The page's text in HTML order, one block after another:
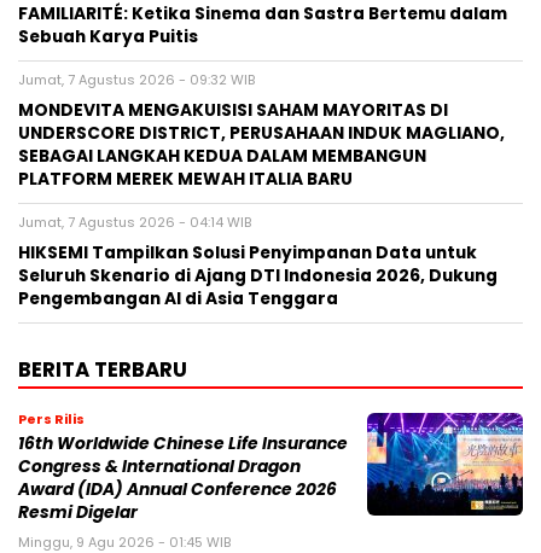
FAMILIARITÉ: Ketika Sinema dan Sastra Bertemu dalam
Sebuah Karya Puitis
Jumat, 7 Agustus 2026 - 09:32 WIB
MONDEVITA MENGAKUISISI SAHAM MAYORITAS DI
UNDERSCORE DISTRICT, PERUSAHAAN INDUK MAGLIANO,
SEBAGAI LANGKAH KEDUA DALAM MEMBANGUN
PLATFORM MEREK MEWAH ITALIA BARU
Jumat, 7 Agustus 2026 - 04:14 WIB
HIKSEMI Tampilkan Solusi Penyimpanan Data untuk
Seluruh Skenario di Ajang DTI Indonesia 2026, Dukung
Pengembangan AI di Asia Tenggara
BERITA TERBARU
Pers Rilis
16th Worldwide Chinese Life Insurance
Congress & International Dragon
Award (IDA) Annual Conference 2026
Resmi Digelar
Minggu, 9 Agu 2026 - 01:45 WIB